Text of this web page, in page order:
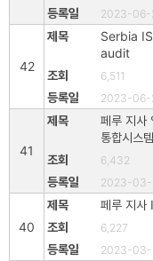
2023-06-
42
Serbia
audit
6,511
2023-06-
41
페루 지
통합시스
6,432
2023-03-
40
페루 지사
6,227
2023-03-